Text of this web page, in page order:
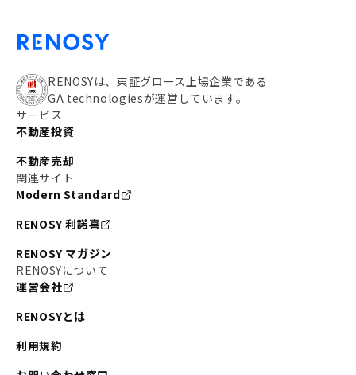
RENOSYは、東証グロース上場企業である
GA technologiesが運営しています。
サービス
不動産投資
不動産売却
関連サイト
Modern Standard
RENOSY 利諾喜
RENOSY マガジン
RENOSYについて
運営会社
RENOSYとは
利用規約